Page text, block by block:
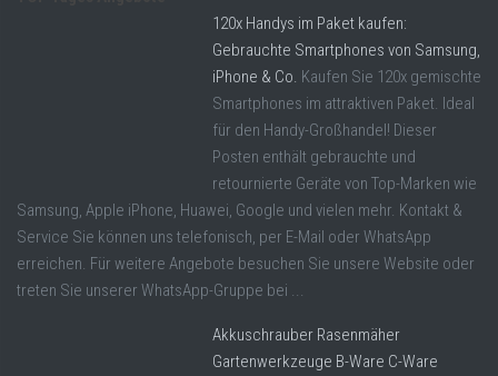
120x Handys im Paket kaufen:
Gebrauchte Smartphones von Samsung,
iPhone & Co. Kaufen Sie 120x gemischte
Smartphones im attraktiven Paket. Ideal
für den Handy-Großhandel! Dieser
Posten enthält gebrauchte und
retournierte Geräte von Top-Marken wie
Samsung, Apple iPhone, Huawei, Google und vielen mehr. Kontakt &
Service Sie können uns telefonisch, per E-Mail oder WhatsApp
erreichen. Für weitere Angebote besuchen Sie unsere Website oder
treten Sie unserer WhatsApp-Gruppe bei ...
Akkuschrauber Rasenmäher
Gartenwerkzeuge B-Ware C-Ware